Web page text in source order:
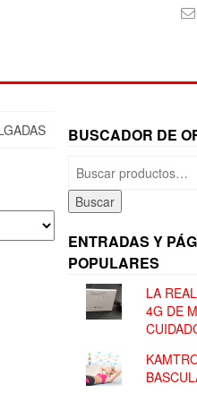
BUSCADOR DE
Buscar
por:
Buscar
ENTRADAS Y
POPULARES
LA
4G DE